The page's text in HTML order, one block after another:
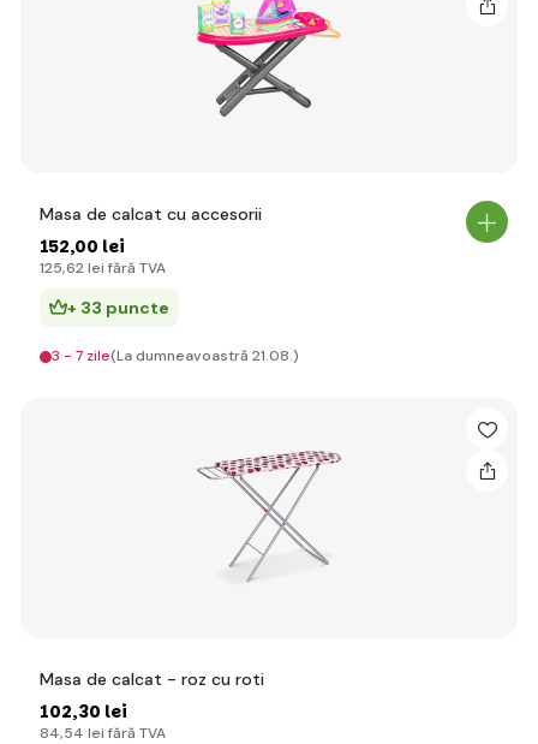
Masa de calcat cu accesorii
152,00 lei
125,62 lei fără TVA
+ 33 puncte
3 - 7 zile(La dumneavoastră 21.08.)
Masa de calcat - roz cu roti
102,30 lei
84,54 lei fără TVA